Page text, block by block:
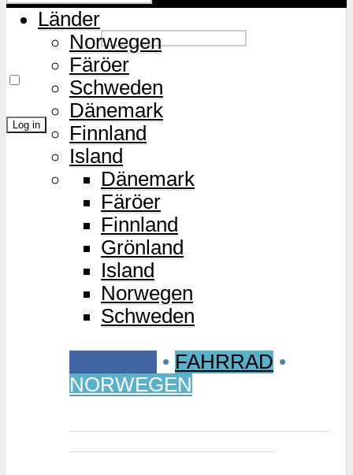
Password
Remember Me
Lost Password?
Länder
Norwegen
Färöer
Schweden
Dänemark
Finnland
Island
Dänemark
Färöer
Finnland
Grönland
Island
Norwegen
Schweden
• FAHRRAD •
NORWEGEN